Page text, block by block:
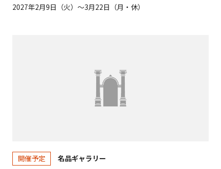
2027年2月9日（火）～3月22日（月・休）
開催予定
名品ギャラリー